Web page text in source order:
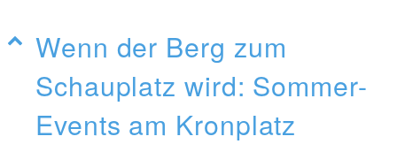
Wenn der Berg zum
Schauplatz wird: Sommer-
Events am Kronplatz